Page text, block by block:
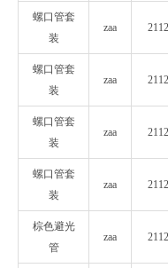
螺口管套
装
zaa
螺口管套
装
zaa
螺口管套
装
zaa
螺口管套
装
zaa
棕色避光
管
zaa